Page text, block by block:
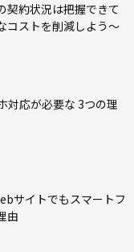
契約状況は把握できて
コストを削減しよう～
対応が必要な 3つの理
サイトでもスマートフ
由